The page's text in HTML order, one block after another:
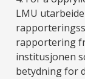
LMU
rapportering
institusjonen
betydning for